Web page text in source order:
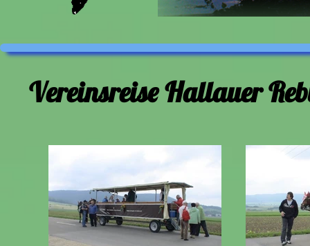
Vereinsreise Hallauer